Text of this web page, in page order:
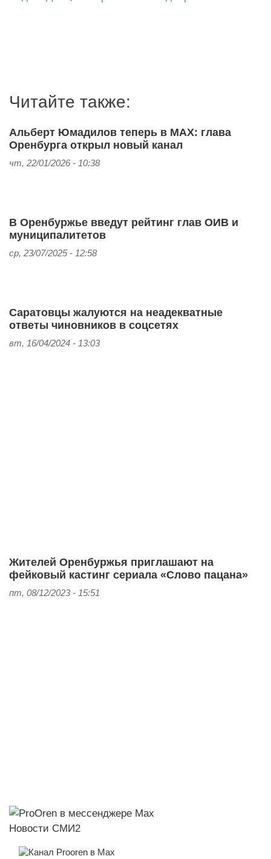
Читайте также:
Альберт Юмадилов теперь в MAX: глава
Оренбурга открыл новый канал
чт, 22/01/2026 - 10:38
В Оренбуржье введут рейтинг глав ОИВ и
муниципалитетов
ср, 23/07/2025 - 12:58
Саратовцы жалуются на неадекватные
ответы чиновников в соцсетях
вт, 16/04/2024 - 13:03
Жителей Оренбуржья приглашают на
фейковый кастинг сериала «Слово пацана»
пт, 08/12/2023 - 15:51
Новости СМИ2